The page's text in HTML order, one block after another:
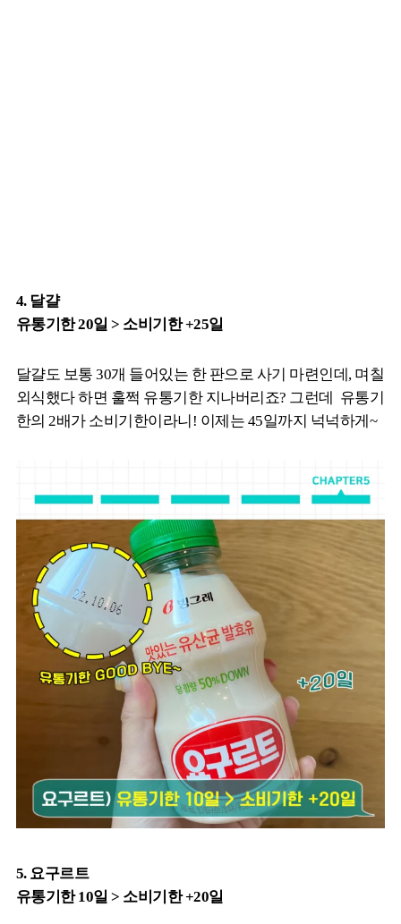
4. 달걀
유통기한 20일 > 소비기한 +25일
달걀도 보통 30개 들어있는 한 판으로 사기 마련인데, 며칠
외식했다 하면 훌쩍 유통기한 지나버리죠? 그런데 유통기
한의 2배가 소비기한이라니! 이제는 45일까지 넉넉하게~
5. 요구르트
유통기한 10일 > 소비기한 +20일